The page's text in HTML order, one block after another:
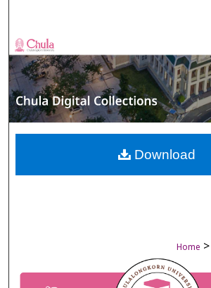
Browse
My Account
About
Digital Commons
Home >
Download